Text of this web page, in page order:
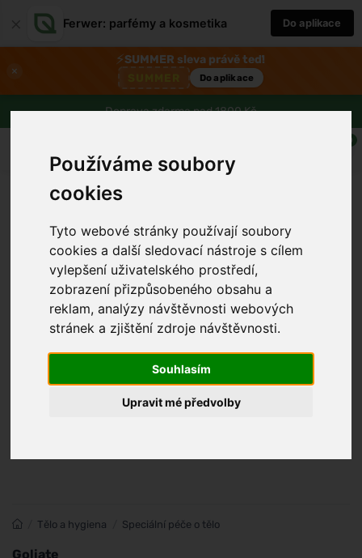
Používáme soubory
cookies
Tyto webové stránky používají soubory
cookies a další sledovací nástroje s cílem
vylepšení uživatelského prostředí,
zobrazení přizpůsobeného obsahu a
reklam, analýzy návštěvnosti webových
stránek a zjištění zdroje návštěvnosti.
Souhlasím
Upravit mé předvolby
Ferwer: parfémy a kosmetika Do aplikace
×
⚡SUMMER sleva právě teď!
Do aplikace
Doprava zdarma nad 1800 Kč
0
Tělo a hygiena Speciální péče o tělo
Goliate